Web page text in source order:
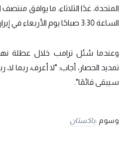
المتحدة، غدًا الثلاثاء، ما يوافق
الساعة 3:30 صباحًا يوم الأربعاء في إيران.
وعندما سُئل ترامب خلال عطلة
تمديد الحصار، أجاب: "لا أعرف، ربما لا،
سيبقى قائمًا".
وسوم :باكستان